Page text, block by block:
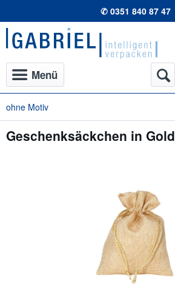
✆ 0351 840 87 47
Menü
ohne Motiv
Geschenksäckchen in Gold